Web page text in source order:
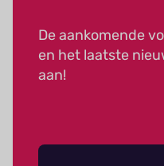
De aankomende
en het laatste
aan!